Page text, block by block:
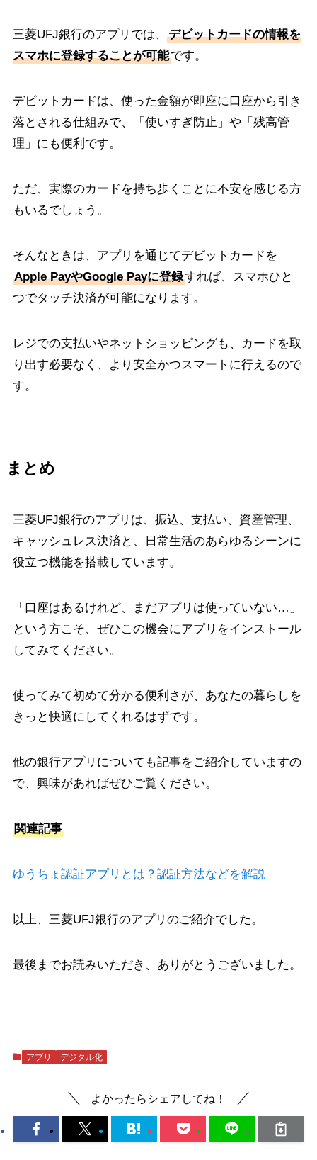
三菱UFJ銀行のアプリでは、
デビットカードの情報を
スマホに登録することが可能です。
デビットカードは、使った金額が即座に口座から引き
落とされる仕組みで、「使いすぎ防止」や「残高管
理」にも便利です。
ただ、実際のカードを持ち歩くことに不安を感じる方
もいるでしょう。
そんなときは、アプリを通じてデビットカードを
Apple PayやGoogle Payに登録すれば、スマホひと
つでタッチ決済が可能になります。
レジでの支払いやネットショッピングも、カードを取
り出す必要なく、より安全かつスマートに行えるので
す。
まとめ
三菱UFJ銀行のアプリは、振込、支払い、資産管理、
キャッシュレス決済と、日常生活のあらゆるシーンに
役立つ機能を搭載しています。
「口座はあるけれど、まだアプリは使っていない…」
という方こそ、ぜひこの機会にアプリをインストール
してみてください。
使ってみて初めて分かる便利さが、あなたの暮らしを
きっと快適にしてくれるはずです。
他の銀行アプリについても記事をご紹介していますの
で、興味があればぜひご覧ください。
関連記事
ゆうちょ認証アプリとは？認証方法などを解説
以上、三菱UFJ銀行のアプリのご紹介でした。
最後までお読みいただき、ありがとうございました。
アプリ デジタル化
よかったらシェアしてね！